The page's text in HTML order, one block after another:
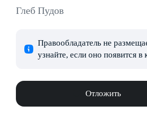
Глеб Пудов
Правообладатель не
узнайте, если оно появится в
Отложить